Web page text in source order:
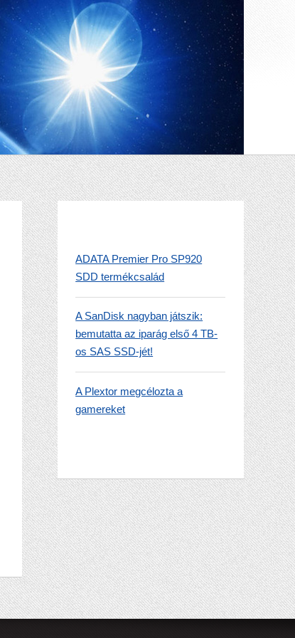
ADATA Premier Pro SP920
SDD termékcsalád
A SanDisk nagyban játszik:
bemutatta az iparág első 4 TB-
os SAS SSD-jét!
A Plextor megcélozta a
gamereket